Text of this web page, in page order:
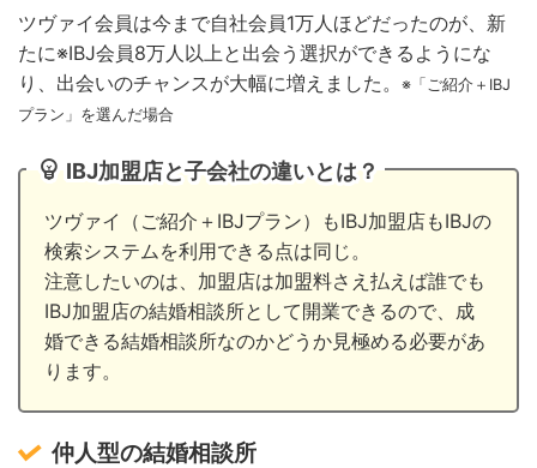
ツヴァイ会員は今まで自社会員1万人ほどだったのが、新
たに※IBJ会員8万人以上と出会う選択ができるようにな
り、出会いのチャンスが大幅に増えました。
※「ご紹介＋IBJ
プラン」を選んだ場合
IBJ加盟店と子会社の違いとは？
ツヴァイ（ご紹介＋IBJプラン）もIBJ加盟店もIBJの
検索システムを利用できる点は同じ。
注意したいのは、加盟店は加盟料さえ払えば誰でも
IBJ加盟店の結婚相談所として開業できるので、成
婚できる結婚相談所なのかどうか見極める必要があ
ります。
仲人型の結婚相談所